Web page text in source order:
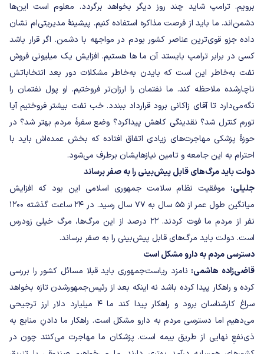
برویم. ترامپ شاید چند روز دیگر بخواهد برگردد. معلوم است این‌ها
دشمن‌اند. ما باید از فرصت مذاکره استفاده کنیم. پیشینۀ مدیریتی‌ام نشان
داده جزو قوی‌ترین عناصر کشور بودم در مواجهه با دشمن. اگر قرار باشد
کسی در برابر ترامپ بایستد آن ما ها هستیم. افزایش یک میلیونی فروش
نفت به‌خاطر این است که بایدن به‌خاطر مشکلات دور بعد انتخاباتش
ناچارشده ملاحظه کند. ما نفتمان را ارزان‌تر فروختیم. او پول نفتمان را
نگه‌می‌دارد تا آقای زاکانی برود قرارداد ببندد. خب نفت بیشتر فروختیم آیا
تورم کنترل شد؟ نقدینگی کاهش پیداکرد؟ وضع سفرۀ مردم بهتر شد؟ در
حوزۀ پزشکی مهاجرت‌های زیادی اتفاق افتاده که بخش عمده‌اش باید با
احترام به این جامعه و تامین نیازهایشان برطرف می‌شود.
دولت باید مرگ‌های قابل پیش‌بینی را به صفر برساند
جلیلی: موفقیت نظام سلامت جمهوری اسلامی این بود که افزایش
میانگین طول عمر از ۵۵ سال به ۷۷ سال رسید. در ۲۴ ساعت گذشته ۱۲۰۰
نفر از مردم ما فوت کردند. ۲۲ درصد از این مرگ‌ها، مرگ خیلی زودرس
است. دولت باید مرگ‌های قابل پیش‌بینی را به صفر برساند.
دسترسی مردم به دارو مشکل است
قاضی‌زاده هاشمی: نامزد ریاست‌جمهوری باید قبلا مسائل کشور را بررسی
کرده و راهکار پیدا کرده باشد نه اینکه بعد از رئیس‌جمهورشدن تازه بخواهد
سراغ کارشناسان برود و راهکار پیدا کند ما ۴ میلیارد دلار ارز ترجیحی
می‌دهیم اما دسترسی مردم به دارو مشکل است. راهکار ما دادنِ منابع به
ذی‌نفعِ نهایی از طریق بیمه است. پزشکان ما مهاجرت می‌کنند چون در